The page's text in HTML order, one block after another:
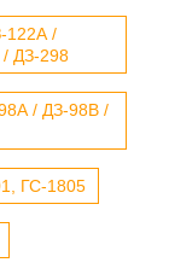
122А /
ДЗ-298
/ ДЗ-98В /
ГС-1805